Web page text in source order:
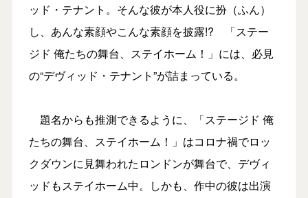
ッド・テナント。そんな彼が本人役に扮（ふん）
し、あんな素顔やこんな素顔を披露!? 「ステー
ジド 俺たちの舞台、ステイホーム！」には、必見
の“デヴィッド・テナント”が詰まっている。
題名からも推測できるように、「ステージド 俺
たちの舞台、ステイホーム！」はコロナ禍でロッ
クダウンに見舞われたロンドンが舞台で、デヴィ
ッドもステイホーム中。しかも、作中の彼は出演